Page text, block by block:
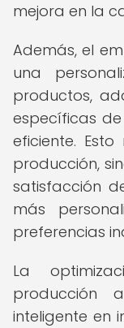
mejora en la
Además, el
una
productos,
específicas
eficiente.
producción,
satisfacción
más
preferencias
La
producción
inteligente en